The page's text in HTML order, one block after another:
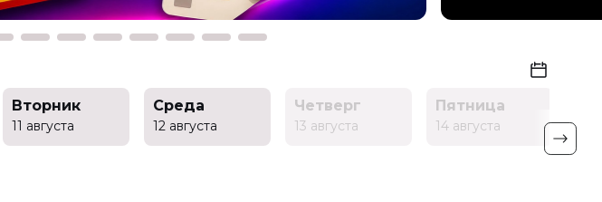
Вторник
11 августа
Среда
12 августа
Четверг
13 августа
Пятница
14 августа